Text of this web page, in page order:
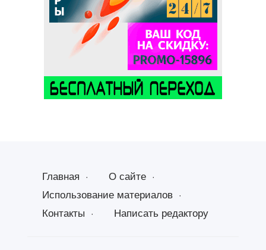
Главная
О сайте
Использование материалов
Контакты
Написать редактору